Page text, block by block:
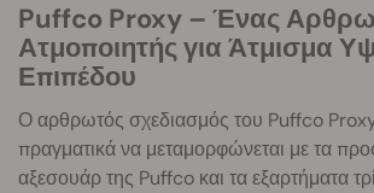
Puffco Proxy – Ένας
Ατμοποιητής για Άτμισμα
Επιπέδου
Ο αρθρωτός σχεδιασμός του Puffco Proxy
πραγματικά να μεταμορφώνεται με τα
αξεσουάρ της Puffco και τα εξαρτήματα